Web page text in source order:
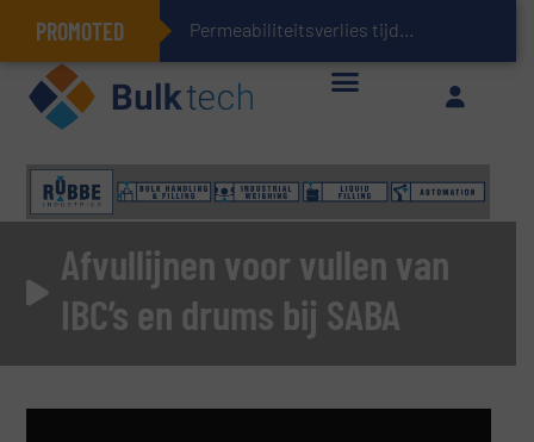
PROMOTED Deeltjesmechanica
Afvullijnen voor vullen van
IBC’s en drums bij SABA